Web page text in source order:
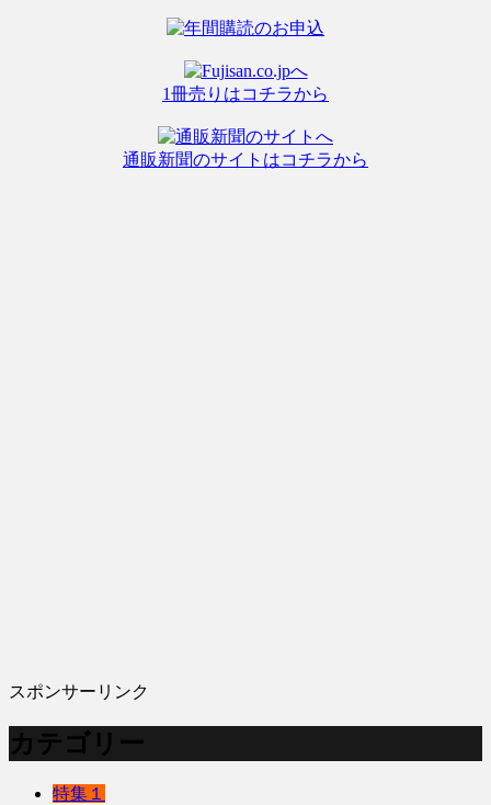
1冊売りはコチラから
通販新聞のサイトはコチラから
スポンサーリンク
カテゴリー
特集１